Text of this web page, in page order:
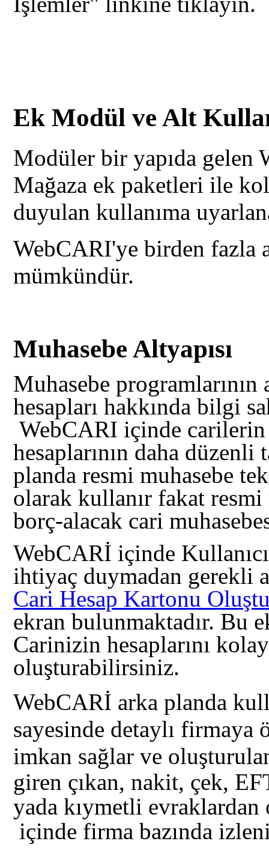
Ek Modül ve Alt
Modüler bir yapıda gelen
Mağaza ek paketleri ile
duyulan kullanıma
WebCARI'ye birden fazla
mümkündür.
Muhasebe Altyapısı
Muhasebe
hesapları hakkında bilgi
WebCARI içinde
hesaplarının daha
planda resmi muhasebe
olarak kullanır fakat resmi
borç-alacak cari
WebCARİ içinde
ihtiyaç duymadan gerekli
Cari Hesap Kartonu
ekran bulunmaktadır. Bu
Carinizin hesaplarını
oluşturabilirsiniz.
WebCARİ arka planda
sayesinde detaylı firmaya
imkan sağlar ve o
giren çıkan, nakit, çek,
yada kıymetli
içinde firma bazında